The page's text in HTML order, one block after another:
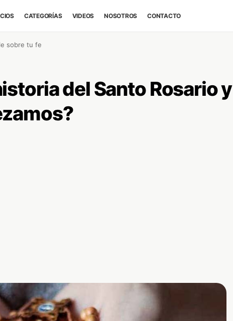
CATEGORÍAS VIDEOS NOSOTROS CONTACTO
sobre tu fe
del Santo Rosario y